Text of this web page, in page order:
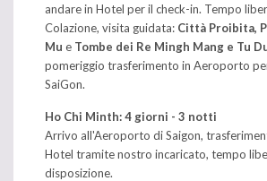
andare in Hotel per il check-in. Tempo
Colazione, visita guidata: Città Proibita,
Mu e Tombe dei Re Mingh Mang e Tu
pomeriggio trasferimento in Aeroporto
SaiGon.
Ho Chi Minth: 4 giorni - 3 notti
Arrivo all'Aeroporto di Saigon,
Hotel tramite nostro incaricato, tempo
disposizione.